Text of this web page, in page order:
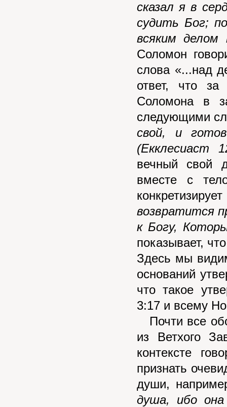
сказал я в
судить Бог;
всяким делом
Соломон
слова «...над
ответ, что
Соломона в
следующими
свой, и
(Екклесиаст
вечный свой
вместе с
возвратится
к Богу,
показывает,
Здесь мы
оснований
что такое
3:17 и всему
Почти все
из Ветхого
контексте
признать
души,
душа, ибо